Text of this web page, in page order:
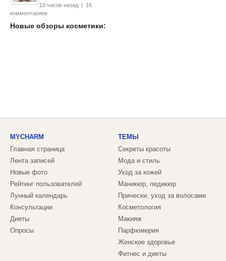
10 часов назад | 16
комментариев
Новые обзоры косметики:
MYCHARM
Главная страница
Лента записей
Новые фото
Рейтинг пользователей
Лунный календарь
Консультации
Диеты
Опросы
ТЕМЫ
Секреты красоты
Мода и стиль
Уход за кожей
Маникюр, педикюр
Прически, уход за волосами
Косметология
Макияж
Парфюмерия
Женское здоровье
Фитнес и диеты